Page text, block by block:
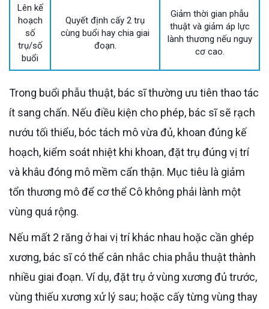
Lên kế
hoạch
số
trụ/số
buổi
Quyết định cấy 2 trụ
cùng buổi hay chia giai
đoạn.
Giảm thời gian phẫu
thuật và giảm áp lực
lành thương nếu nguy
cơ cao.
Trong buổi phẫu thuật, bác sĩ thường ưu tiên thao tác
ít sang chấn. Nếu điều kiện cho phép, bác sĩ sẽ rạch
nướu tối thiểu, bóc tách mô vừa đủ, khoan đúng kế
hoạch, kiểm soát nhiệt khi khoan, đặt trụ đúng vị trí
và khâu đóng mô mềm cẩn thận. Mục tiêu là giảm
tổn thương mô để cơ thể Cô không phải lành một
vùng quá rộng.
Nếu mất 2 răng ở hai vị trí khác nhau hoặc cần ghép
xương, bác sĩ có thể cân nhắc chia phẫu thuật thành
nhiều giai đoạn. Ví dụ, đặt trụ ở vùng xương đủ trước,
vùng thiếu xương xử lý sau; hoặc cấy từng vùng thay